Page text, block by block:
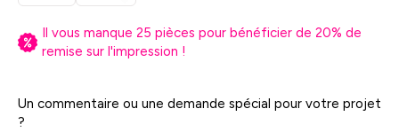
Il vous manque 25 pièces pour bénéficier de 20% de
remise sur l'impression !
Un commentaire ou une demande spécial pour votre projet
?